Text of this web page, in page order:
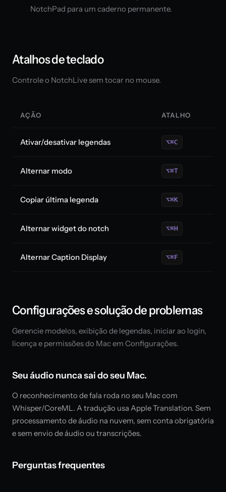
NotchPad para um caderno permanente.
Atalhos de teclado
Controle o NotchLive sem tocar no mouse.
AÇÃO ATALHO
Ativar/desativar legendas ⌥⌘C
Alternar modo ⌥⌘T
Copiar última legenda ⌥⌘K
Alternar widget do notch ⌥⌘H
Alternar Caption Display ⌥⌘F
Configurações e solução de problemas
Gerencie modelos, exibição de legendas, iniciar ao login,
licença e permissões do Mac em Configurações.
Seu áudio nunca sai do seu Mac.
O reconhecimento de fala roda no seu Mac com
Whisper/CoreML. A tradução usa Apple Translation. Sem
processamento de áudio na nuvem, sem conta obrigatória
e sem envio de áudio ou transcrições.
Perguntas frequentes